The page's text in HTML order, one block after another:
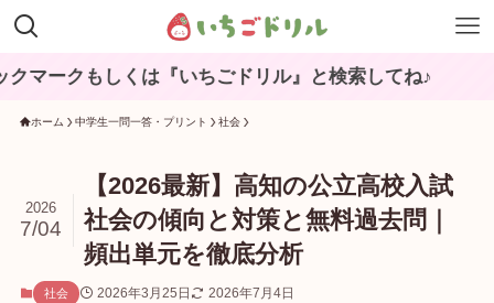
しくは『いちごドリル』と検索してね♪
ホーム 中学生一問一答・プリント 社会
【2026最新】高知の公立高校入試
社会の傾向と対策と無料過去問｜
頻出単元を徹底分析
2026
7/04
社会 2026年3月25日 2026年7月4日